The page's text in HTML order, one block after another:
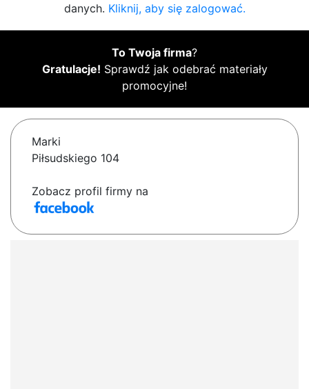
danych. Kliknij, aby się zalogować.
To Twoja firma?
Gratulacje! Sprawdź jak odebrać materiały
promocyjne!
Marki
Piłsudskiego 104
Zobacz profil firmy na